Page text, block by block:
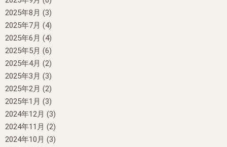
2025年8月 (3)
2025年7月 (4)
2025年6月 (4)
2025年5月 (6)
2025年4月 (2)
2025年3月 (3)
2025年2月 (2)
2025年1月 (3)
2024年12月 (3)
2024年11月 (2)
2024年10月 (3)